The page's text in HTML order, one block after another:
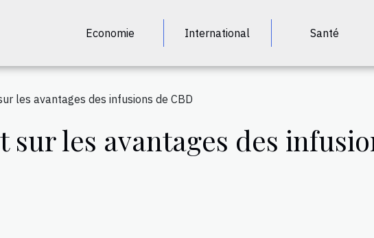
Economie International Santé
les avantages des infusions de CBD
sur les avantages des